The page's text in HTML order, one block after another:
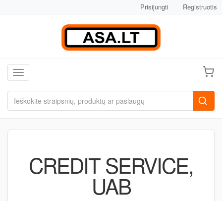
Prisijungti Registruotis
Toggle navigation
CREDIT SERVICE,
UAB